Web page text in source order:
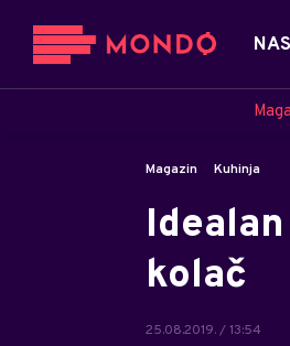
Magazin Kuhinja
kolač
25.08.2019. / 13:54